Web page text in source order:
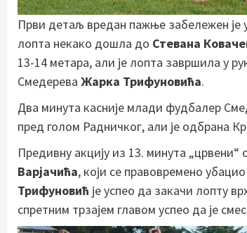
Први детаљ вредан пажње забележен је
лопта некако дошла до Стевана
13-14 метара, али је лопта завршила у
Смедерева Жарка Трифуновића.
Два минута касније млади фудбалер
пред голом Радничког, али је одбрана
Предивну акцију из 13. минута „црвени“
Варјачића, који се правовремено
Трифуновић је успео да закачи лопту
спретним трзајем главом успео да је